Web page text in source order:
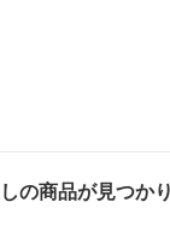
の商品が見つか